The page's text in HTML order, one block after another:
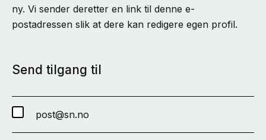
ny. Vi sender deretter en link til denne e-
postadressen slik at dere kan redigere egen profil.
Send tilgang til
post@sn.no